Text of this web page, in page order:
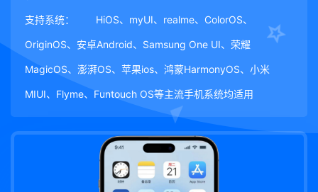
支持系统： HiOS、myUI、realme、ColorOS、
OriginOS、安卓Android、Samsung One UI、荣耀
MagicOS、澎湃OS、苹果ios、鸿蒙HarmonyOS、小米
MIUI、Flyme、Funtouch OS等主流手机系统均适用